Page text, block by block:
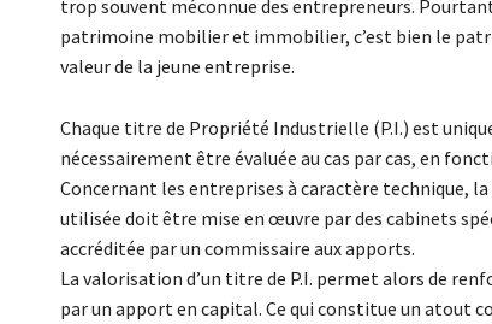
trop souvent méconnue des entrepreneurs.
patrimoine mobilier et immobilier, c’est bien le
valeur de la jeune entreprise.
Chaque titre de Propriété Industrielle (P.I.) est
nécessairement être évaluée au cas par cas, en
Concernant les entreprises à caractère technique,
utilisée doit être mise en œuvre par des cabinets
accréditée par un commissaire aux apports.
La valorisation d’un titre de P.I. permet alors de
par un apport en capital. Ce qui constitue un atout